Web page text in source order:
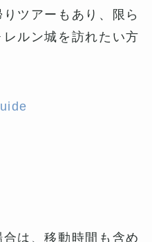
ツアーもあり、限ら
ルン城を訪れたい方
は、移動時間も含め